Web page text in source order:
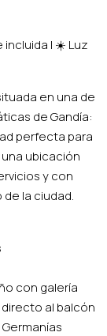
incluida | ☀️ Luz
en una de
de Gandía:
perfecta para
ubicación
y con
la ciudad.
con galería
al balcón